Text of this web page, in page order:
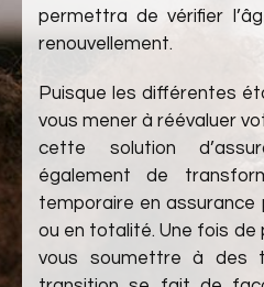
permettra de vérifier
renouvellement.
Puisque les différentes
vous mener à réévaluer
cette solution
également de
temporaire en assurance
ou en totalité. Une fois de
vous soumettre à des